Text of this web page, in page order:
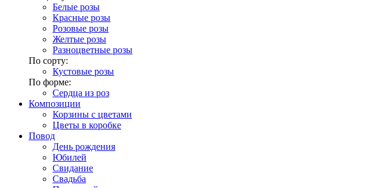
Белые розы
Красные розы
Розовые розы
Желтые розы
Разноцветные розы
По сорту:
Кустовые розы
По форме:
Сердца из роз
Композиции
Корзины с цветами
Цветы в коробке
Повод
День рождения
Юбилей
Свидание
Свадьба